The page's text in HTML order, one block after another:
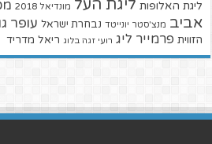
ליגת האלופות ליגת העל מונדיאל 2018
אביב מנצ'סטר יונייטד נבחרת ישראל עופר
הזווית פרמייר ליג רועי זגה בלוג ריאל מדריד